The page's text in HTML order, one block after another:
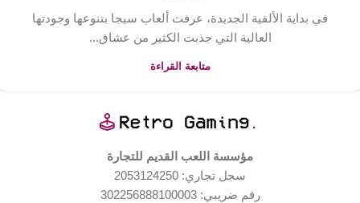
في بداية الألفية الجديدة، عرفت ألعاب سيجا بتنوعها وجودتها
العالية التي جذبت الكثير من عشاق...
متابعة القراءة
مؤسسة اللعب القديم للتجارة
سجل تجاري: 2053124250
رقم ضريبي: 302256888100003